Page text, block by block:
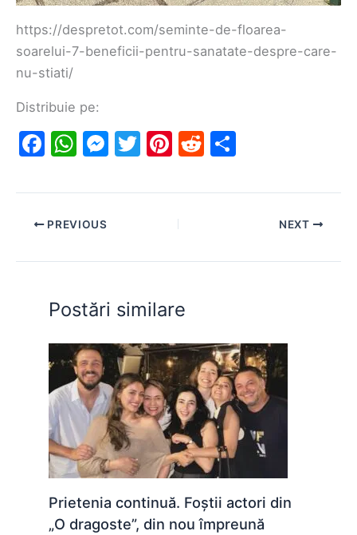
https://despretot.com/seminte-de-floarea-
soarelui-7-beneficii-pentru-sanatate-despre-care-
nu-stiati/
Distribuie pe:
F
c
e
o
o
k
W
at
s
p
p
M
s
n
g
er
T
itt
Pi
er
e
R
d ar
PREVIOUS NEXT
Postări similare
Prietenia continuă. Foștii actori din
„O dragoste”, din nou împreună